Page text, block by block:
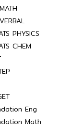
PHYSICS
CHEM
Eng
Math